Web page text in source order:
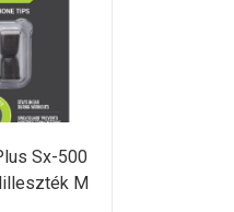
Sx-500
M